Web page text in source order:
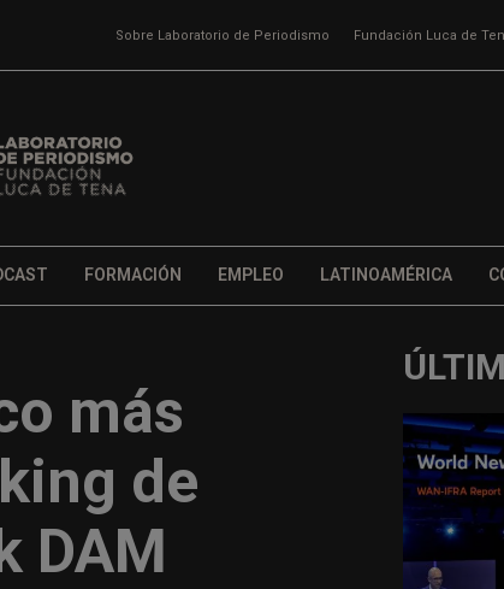
Sobre Laboratorio de Periodismo Fundación Luca de
FORMACIÓN EMPLEO LATINOAMÉRICA
más
de
DAM